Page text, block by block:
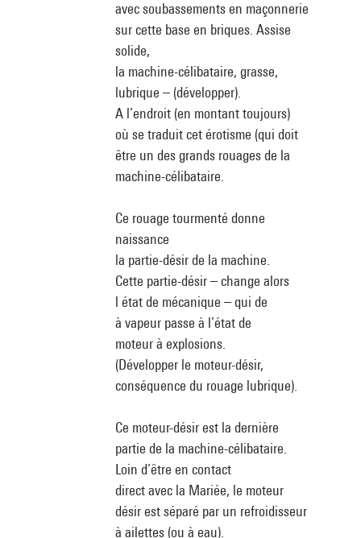
avec soubassements en maçonnerie
sur cette base en briques. Assise
solide,
la machine-célibataire, grasse,
lubrique – (développer).
A l’endroit (en montant toujours)
où se traduit cet érotisme (qui doit
être un des grands rouages de la
machine-célibataire.
Ce rouage tourmenté donne
naissance
la partie-désir de la machine.
Cette partie-désir – change alors
l état de mécanique – qui de
à vapeur passe à l’état de
moteur à explosions.
(Développer le moteur-désir,
conséquence du rouage lubrique).
Ce moteur-désir est la dernière
partie de la machine-célibataire.
Loin d’être en contact
direct avec la Mariée, le moteur
désir est séparé par un refroidisseur
à ailettes (ou à eau).